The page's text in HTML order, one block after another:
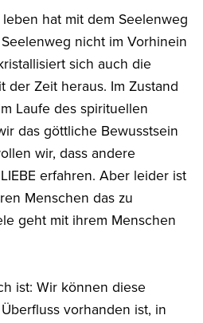
hat mit dem Seelenweg
nicht im Vorhinein
sich auch die
der Zeit heraus. Im Zustand
Laufe des spirituellen
das göttliche Bewusstsein
wir, dass andere
erfahren. Aber leider ist
Menschen das zu
geht mit ihrem Menschen
ist: Wir können diese
vorhanden ist, in